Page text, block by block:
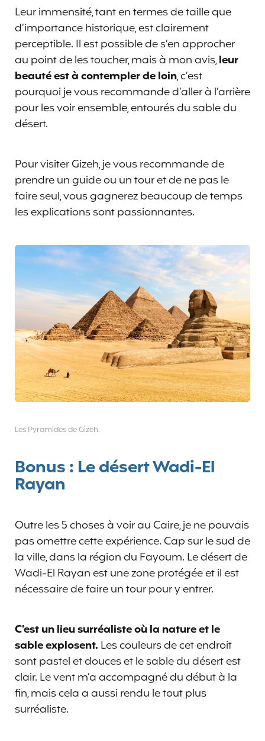
Leur immensité, tant en termes de taille que
d’importance historique, est clairement
perceptible. Il est possible de s’en approcher
au point de les toucher, mais à mon avis,leur
beauté est à contempler de loin, c’est
pourquoi je vous recommande d’aller à l’arrière
pour les voir ensemble, entourés du sable du
désert.
Pour visiter Gizeh, je vous recommande de
prendre un guide ou un tour et de ne pas le
faire seul, vous gagnerez beaucoup de temps
les explications sont passionnantes.
Les Pyramides de Gizeh.
Bonus : Le désert Wadi-El
Rayan
Outre les 5 choses à voir au Caire, je ne pouvais
pas omettre cette expérience. Cap sur le sud de
la ville, dans la région du Fayoum. Le désert de
Wadi-El Rayan est une zone protégée et il est
nécessaire de faire un tour pour y entrer.
C’est un lieu surréaliste où la nature et le
sable explosent. Les couleurs de cet endroit
sont pastel et douces et le sable du désert est
clair. Le vent m’a accompagné du début à la
fin, mais cela a aussi rendu le tout plus
surréaliste.